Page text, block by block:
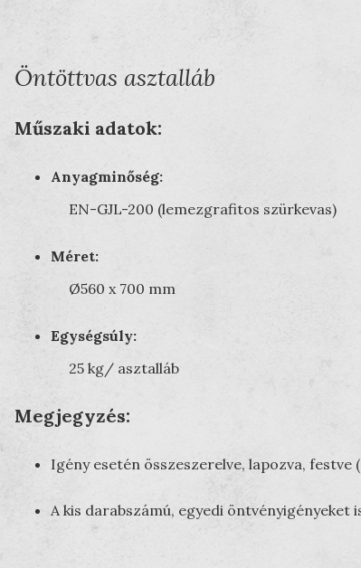
Öntöttvas asztalláb
Műszaki adatok:
Anyagminőség:
EN-GJL-200 (lemezgrafitos szürkevas)
Méret:
Ø560 x 700 mm
Egységsúly:
25 kg/ asztalláb
Megjegyzés:
Igény esetén összeszerelve, lapozva,
A kis darabszámú, egyedi